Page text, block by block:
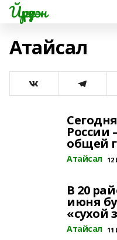
Йүрүҙән
Атайсал
России
общей
Атайсал 12
В 20
июня
«сухой
Атайсал 11